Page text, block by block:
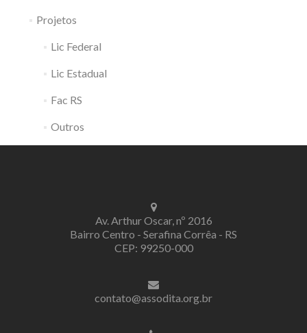
Projetos
Lic Federal
Lic Estadual
Fac RS
Outros
Av. Arthur Oscar, nº 2016
Bairro Centro - Serafina Corrêa - RS
CEP: 99250-000
contato@assodita.org.br